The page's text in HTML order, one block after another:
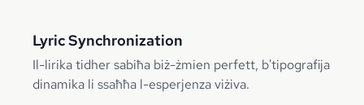
Lyric Synchronization
Il-lirika tidher sabiħa biż-żmien perfett, b'tipografija
dinamika li ssaħħa l-esperjenza viżiva.